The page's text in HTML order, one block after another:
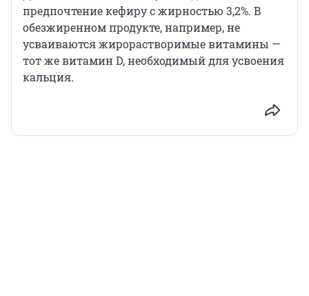
предпочтение кефиру с жирностью 3,2%. В
обезжиренном продукте, например, не
усваиваются жирорастворимые витамины —
тот же витамин D, необходимый для усвоения
кальция.